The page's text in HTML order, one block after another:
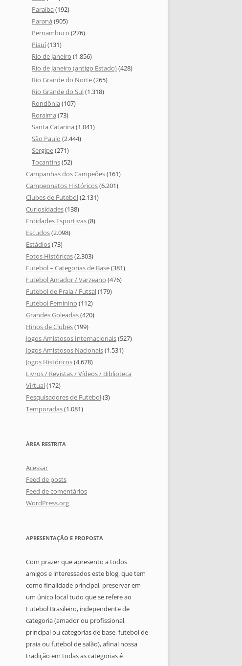
Paraíba (192)
Paraná (905)
Pernambuco (276)
Piauí(131)
Rio de Janeiro (1.856)
Rio de Janeiro (antigo Estado)(428)
Rio Grande do Norte(265)
Rio Grande do Sul(1.318)
Rondônia (107)
Roraima (73)
Santa Catarina (1.041)
São Paulo (2.444)
Sergipe(271)
Tocantins(52)
Campanhas dos Campeões(161)
Campeonatos Históricos(6.201)
Clubes de Futebol(2.131)
Curiosidades(138)
Entidades Esportivas(8)
Escudos(2.098)
Estádios(73)
Fotos Históricas(2.303)
Futebol – Categorias de Base(381)
Futebol Amador / Varzeano (476)
Futebol de Praia / Futsal(179)
Futebol Feminino (112)
Grandes Goleadas(420)
Hinos de Clubes(199)
Jogos Amistosos Internacionais(527)
Jogos Amistosos Nacionais(1.531)
Jogos Históricos(4.678)
Livros / Revistas / Vídeos / Biblioteca
Virtual(172)
Pesquisadores de Futebol(3)
Temporadas(1.081)
ÁREA RESTRITA
Acessar
Feed de posts
Feed de comentários
WordPress.org
APRESENTAÇÃO E PROPOSTA
Com prazer que apresento a todos
amigos e interessados este blog, que tem
como finalidade principal, preservar em
um único local tudo que se refere ao
Futebol Brasileiro, independente de
categoria (amador ou profissional,
principal ou categorias de base, futebol de
praia ou futebol de salão), afinal nossa
tradição em todas as categorias é